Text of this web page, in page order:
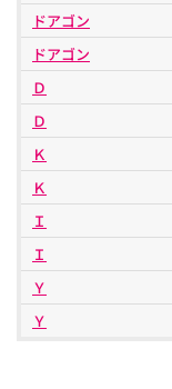
ドアゴン
ドアゴン
Ｄ
Ｄ
Ｋ
Ｋ
Ｉ
Ｉ
Ｙ
Ｙ